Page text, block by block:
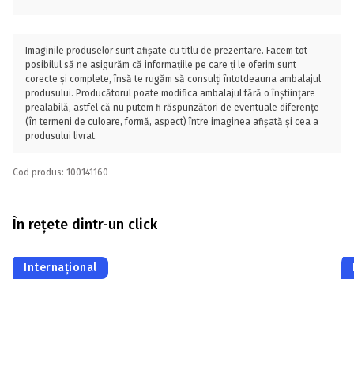
Imaginile produselor sunt afișate cu titlu de prezentare. Facem tot
posibilul să ne asigurăm că informațiile pe care ți le oferim sunt
corecte și complete, însă te rugăm să consulți întotdeauna ambalajul
produsului. Producătorul poate modifica ambalajul fără o înștiințare
prealabilă, astfel că nu putem fi răspunzători de eventuale diferențe
(în termeni de culoare, formă, aspect) între imaginea afișată și cea a
produsului livrat.
Cod produs: 100141160
În rețete dintr-un click
Internațional